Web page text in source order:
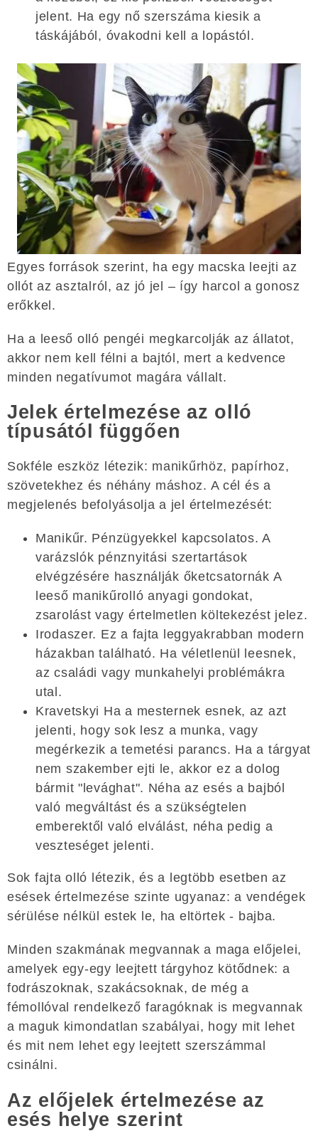
jelent. Ha egy nő szerszáma kiesik a
táskájából, óvakodni kell a lopástól.
Egyes források szerint, ha egy macska leejti az
ollót az asztalról, az jó jel – így harcol a gonosz
erőkkel.
Ha a leeső olló pengéi megkarcolják az állatot,
akkor nem kell félni a bajtól, mert a kedvence
minden negatívumot magára vállalt.
Jelek értelmezése az olló
típusától függően
Sokféle eszköz létezik: manikűrhöz, papírhoz,
szövetekhez és néhány máshoz. A cél és a
megjelenés befolyásolja a jel értelmezését:
Manikűr. Pénzügyekkel kapcsolatos. A
varázslók pénznyitási szertartások
elvégzésére használják őketcsatornák A
leeső manikűrolló anyagi gondokat,
zsarolást vagy értelmetlen költekezést jelez.
Irodaszer. Ez a fajta leggyakrabban modern
házakban található. Ha véletlenül leesnek,
az családi vagy munkahelyi problémákra
utal.
Kravetskyi Ha a mesternek esnek, az azt
jelenti, hogy sok lesz a munka, vagy
megérkezik a temetési parancs. Ha a tárgyat
nem szakember ejti le, akkor ez a dolog
bármit "levághat". Néha az esés a bajból
való megváltást és a szükségtelen
emberektől való elválást, néha pedig a
veszteséget jelenti.
Sok fajta olló létezik, és a legtöbb esetben az
esések értelmezése szinte ugyanaz: a vendégek
sérülése nélkül estek le, ha eltörtek - bajba.
Minden szakmának megvannak a maga előjelei,
amelyek egy-egy leejtett tárgyhoz kötődnek: a
fodrászoknak, szakácsoknak, de még a
fémollóval rendelkező faragóknak is megvannak
a maguk kimondatlan szabályai, hogy mit lehet
és mit nem lehet egy leejtett szerszámmal
csinálni.
Az előjelek értelmezése az
esés helye szerint